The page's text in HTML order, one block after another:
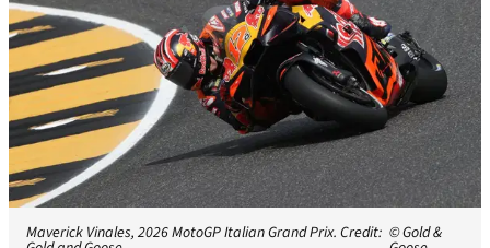
Maverick Vinales, 2026 MotoGP Italian Grand Prix. Credit: © Gold &